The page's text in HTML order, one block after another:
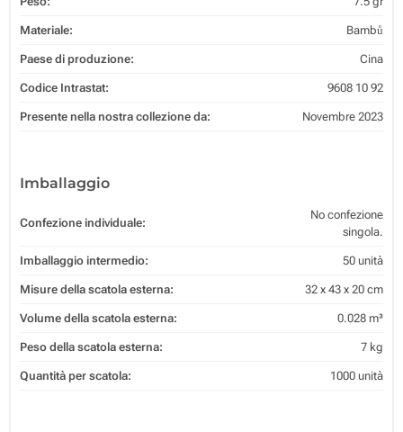
Materiale: Bambů
Paese di produzione: Cina
Codice Intrastat: 9608 10 92
Presente nella nostra collezione da: Novembre 2023
Imballaggio
Confezione individuale:
No confezione
singola.
Imballaggio intermedio: 50 unità
Misure della scatola esterna: 32 x 43 x 20 cm
Volume della scatola esterna: 0.028 m³
Peso della scatola esterna: 7 kg
Quantità per scatola: 1000 unità